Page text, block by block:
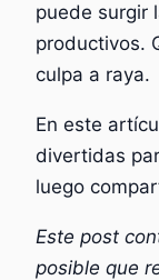
puede surgir
productivos.
culpa a raya.
En este
divertidas
luego
Este post
posible que